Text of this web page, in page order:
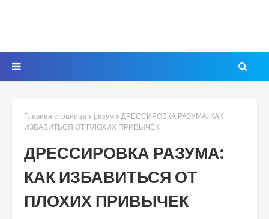
Главная страница разум
ДРЕССИРОВКА РАЗУМА: КАК
ИЗБАВИТЬСЯ ОТ ПЛОХИХ ПРИВЫЧЕК
ДРЕССИРОВКА РАЗУМА:
КАК ИЗБАВИТЬСЯ ОТ
ПЛОХИХ ПРИВЫЧЕК